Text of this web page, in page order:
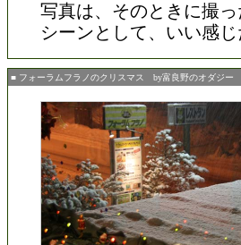
写真は、そのときに撮っ
シーンとして、いい感じ
■ フォーラムフラノのクリスマス by富良野のオダジー